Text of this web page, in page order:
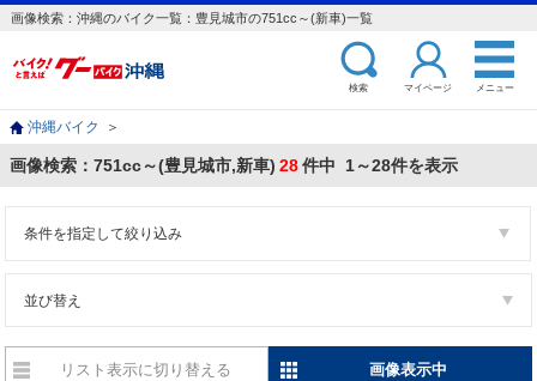
画像検索：沖縄のバイク一覧：豊見城市の751cc～(新車)一覧
検索 マイページ メニュー
沖縄バイク ＞
画像検索：751cc～(豊見城市,新車) 28件中 1～28件を表示
条件を指定して絞り込み
並び替え
リスト表示に切り替える 画像表示中